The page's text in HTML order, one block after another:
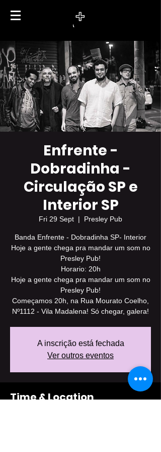
Enfrente -
Dobradinha -
Circulação SP e
Interior SP
Fri 29 Sept
  |
Presley Pub
Banda Enfrente - Dobradinha SP- Interior
Hoje a gente chega pra mandar um som no
Presley Pub!
Horario: 20h
Hoje a gente chega pra mandar um som no
Presley Pub!
Começamos 20h, na Rua Mourato Coelho,
Nº1112 - Vila Madalena! Só chegar, galera!
A inscrição está fechada
Ver outros eventos
Time & Location